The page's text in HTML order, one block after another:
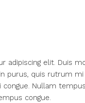
adipiscing elit. Duis
purus, quis rutrum mi
congue. Nullam
congue.